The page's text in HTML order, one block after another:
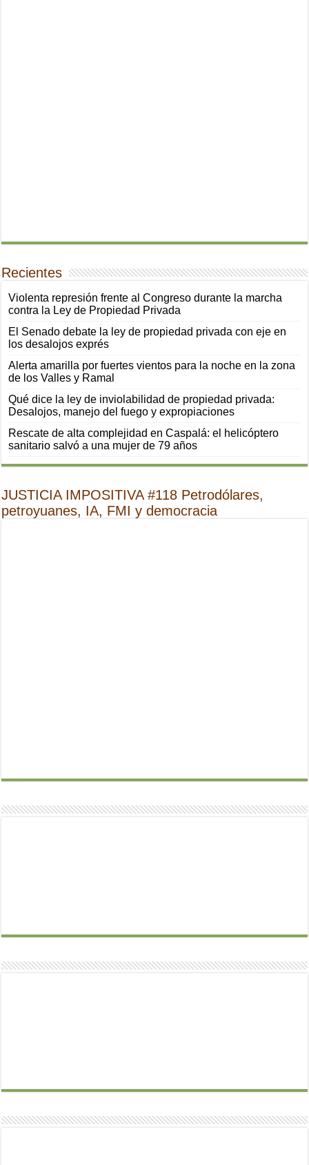
Recientes
Violenta represión frente al Congreso durante la marcha
contra la Ley de Propiedad Privada
El Senado debate la ley de propiedad privada con eje en
los desalojos exprés
Alerta amarilla por fuertes vientos para la noche en la zona
de los Valles y Ramal
Qué dice la ley de inviolabilidad de propiedad privada:
Desalojos, manejo del fuego y expropiaciones
Rescate de alta complejidad en Caspalá: el helicóptero
sanitario salvó a una mujer de 79 años
JUSTICIA IMPOSITIVA #118 Petrodólares,
petroyuanes, IA, FMI y democracia